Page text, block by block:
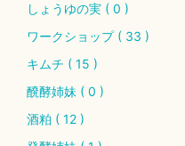
しょうゆの実 ( 0 )
ワークショップ ( 33 )
キムチ ( 15 )
醗酵姉妹 ( 0 )
酒粕 ( 12 )